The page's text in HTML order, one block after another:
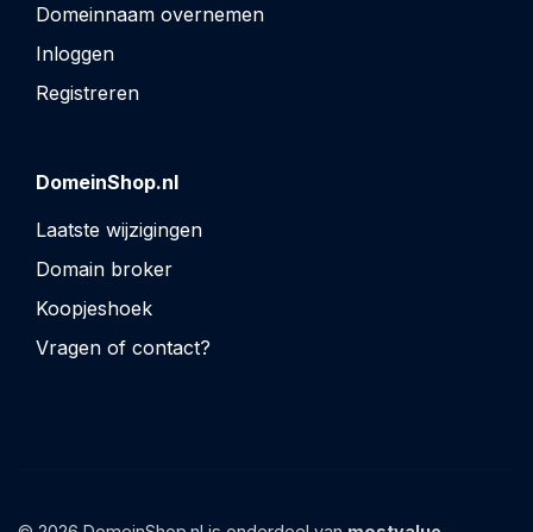
Domeinnaam overnemen
Inloggen
Registreren
DomeinShop.nl
Laatste wijzigingen
Domain broker
Koopjeshoek
Vragen of contact?